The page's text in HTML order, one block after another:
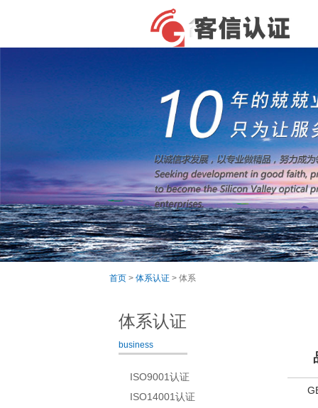
首页 > 体系认证 > 体系
体系认证
business
ISO9001认证
ISO14001认证